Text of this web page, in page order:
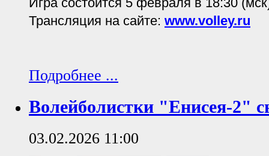
Трансляция на сайте: www.volley.ru
Подробнее ...
Волейболистки "Енисея-2"
03.02.2026 11:00